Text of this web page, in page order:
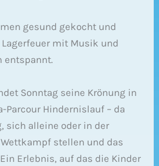
gesund gekocht und
mit Musik und
entspannt.
Sonntag seine Krönung in
Hindernislauf – da
sich alleine oder in der
stellen und das
Erlebnis, auf das die Kinder